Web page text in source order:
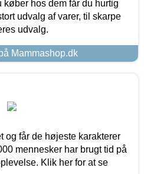
køber hos dem får du hurtig
udvalg af varer, til skarpe
udvalg.
Mammashop.dk
og får de højeste karakterer
mennesker har brugt tid på
Klik her for at se